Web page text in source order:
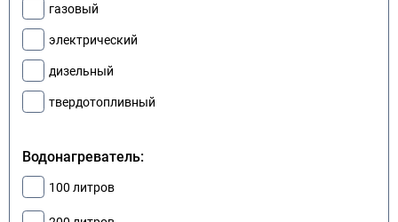
газовый
электрический
дизельный
твердотопливный
Водонагреватель:
100 литров